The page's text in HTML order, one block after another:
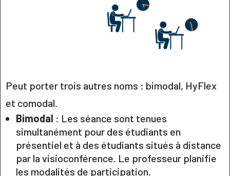
Peut porter trois autres noms : bimodal, HyFlex
et comodal.
Bimodal : Les séance sont tenues
simultanément pour des étudiants en
présentiel et à des étudiants situés à distance
par la visioconférence. Le professeur planifie
les modalités de participation.